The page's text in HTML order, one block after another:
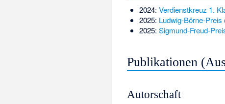
2024: Verdienstkreuz 1.
2025: Ludwig-Börne-Preis
2025: Sigmund-Freud-
Publikationen
Autorschaft